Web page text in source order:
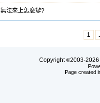
法來上怎麼辦?
1
Copyright©2003-2026
Page created